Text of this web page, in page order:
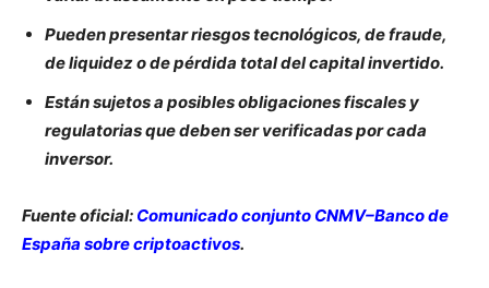
Pueden presentar riesgos tecnológicos, de fraude,
de liquidez o de pérdida total del capital invertido.
Están sujetos a posibles obligaciones fiscales y
regulatorias que deben ser verificadas por cada
inversor.
Fuente oficial: Comunicado conjunto CNMV–Banco de
España sobre criptoactivos.